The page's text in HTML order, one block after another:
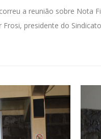
a reunião sobre Nota
presidente do